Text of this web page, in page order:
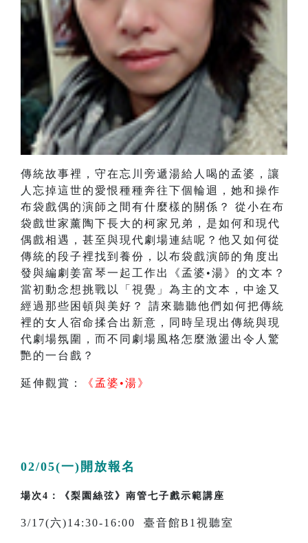
傳統故事裡，守在忘川旁遞湯給人喝的孟婆，讓
人忘掉這世的愛恨種種奔往下個輪迴，她和操作
布袋戲偶的演師之間有什麼樣的關係？ 從小在布
袋戲世家薰陶下長大的柯家兄弟，是如何和現代
偶戲相遇，甚至與現代劇場連結呢？他又如何從
傳統的段子裡找到養份，以布袋戲演師的角度出
發與編劇姜富琴一起工作出《孟婆•湯》的文本？
當初動念想挑戰以「視覺」為主的文本，中途又
經過那些困頓與美好？ 請來聽聽他們如何把傳統
裡的女人宿命揉合出新意，同時呈現出傳統與現
代劇場氛圍，而不同劇場風格怎麼激盪出令人驚
艷的一台戲？
延伸觀賞： 《 孟婆•湯》
02/05(一)開放報名
場次4：《梨園絲弦》南管七子戲示範講座
3/17(六)14:30-16:00 臺音館B1視聽室